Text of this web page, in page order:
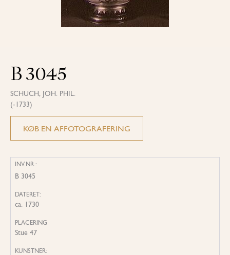
B 3045
SCHUCH, JOH. PHIL.
(-1733)
KØB EN AFFOTOGRAFERING
INV.NR.:
B 3045
DATERET:
ca. 1730
PLACERING
Stue 47
KUNSTNER: